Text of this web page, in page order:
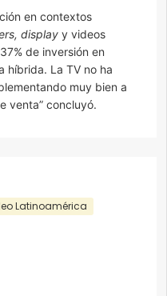
en contextos
display y videos
de inversión en
híbrida. La TV no ha
muy bien a
venta” concluyó.
Latinoamérica